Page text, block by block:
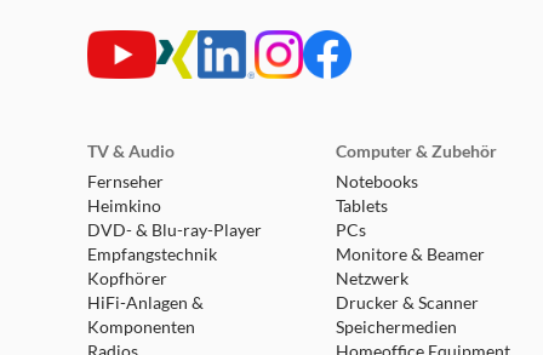
TV & Audio
Fernseher
Heimkino
DVD- & Blu-ray-Player
Empfangstechnik
Kopfhörer
HiFi-Anlagen &
Komponenten
Computer & Zubehör
Notebooks
Tablets
PCs
Monitore & Beamer
Netzwerk
Drucker & Scanner
Speichermedien